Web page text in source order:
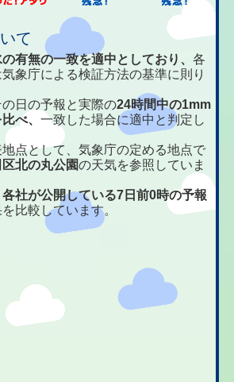
て
有無の一致を適中としており、各
象庁による検証方法の基準に則り
日の予報と実際の24時間中の1mm
比べ、一致した場合に適中と判定し
点として、気象庁の定める地点で
北の丸公園の天気を参照していま
各社が公開している7日前0時の予報
比較しています。